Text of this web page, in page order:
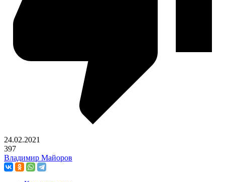
24.02.2021
397
Владимир Майоров